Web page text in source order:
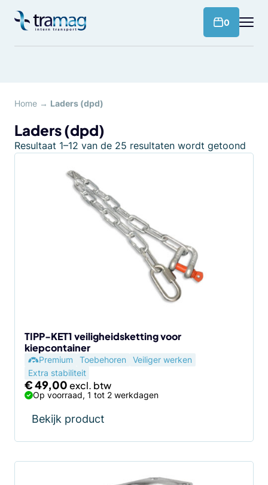
naar
0
Home → Laders (dpd)
Laders (dpd)
Resultaat 1–12 van de 25 resultaten wordt getoond
TIPP-KET1 veiligheidsketting voor
kiepcontainer
Premium Toebehoren
Veiliger werken
Extra stabiliteit
€49,00
Op voorraad, 1 tot 2 werkdagen
Bekijk product